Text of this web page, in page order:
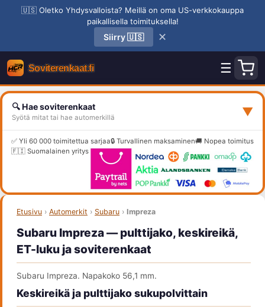
🇺🇸 Oletko Yhdysvalloista? Meillä on oma US-verkkokauppa
paikallisella toimituksella!
Siirry 🇺🇸 ✕
☰
🔍 Hae soviterenkaat
Syötä mitat tai hae automerkillä ▼
✅ Yli 60 000 toimitettua sarjaa🔒 Turvallinen maksaminen🚚 Nopea toimitus
🇫🇮 Suomalainen yritys
Etusivu › Automerkit › Subaru › Impreza
Subaru Impreza — pulttijako, keskireikä,
ET-luku ja soviterenkaat
Subaru Impreza. Napakoko 56,1 mm.
Keskireikä ja pulttijako sukupolvittain